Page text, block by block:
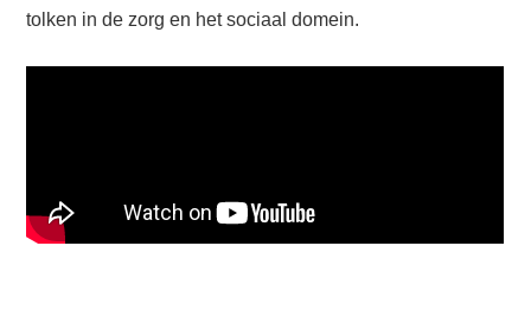
tolken in de zorg en het sociaal domein.